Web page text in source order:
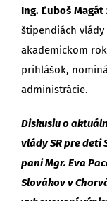
Ing. Ľuboš Magát
štipendiách vlády
akademickom
prihlášok,
administrácie.
Diskusiu o
vlády SR pre
pani Mgr. Eva
Slovákov v